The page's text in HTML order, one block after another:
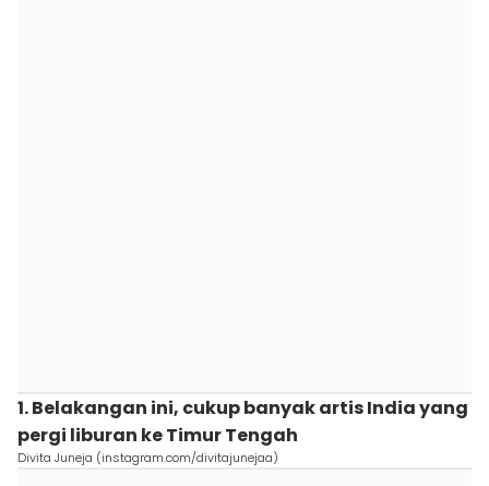
1. Belakangan ini, cukup banyak artis India yang
pergi liburan ke Timur Tengah
Divita Juneja (instagram.com/divitajunejaa)